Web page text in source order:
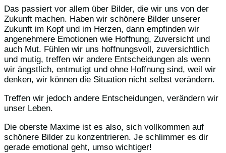
Das passiert vor allem über Bilder, die wir uns von der
Zukunft machen. Haben wir schönere Bilder unserer
Zukunft im Kopf und im Herzen, dann empfinden wir
angenehmere Emotionen wie Hoffnung, Zuversicht und
auch Mut. Fühlen wir uns hoffnungsvoll, zuversichtlich
und mutig, treffen wir andere Entscheidungen als wenn
wir ängstlich, entmutigt und ohne Hoffnung sind, weil wir
denken, wir können die Situation nicht selbst verändern.
Treffen wir jedoch andere Entscheidungen, verändern wir
unser Leben.
Die oberste Maxime ist es also, sich vollkommen auf
schönere Bilder zu konzentrieren. Je schlimmer es dir
gerade emotional geht, umso wichtiger!